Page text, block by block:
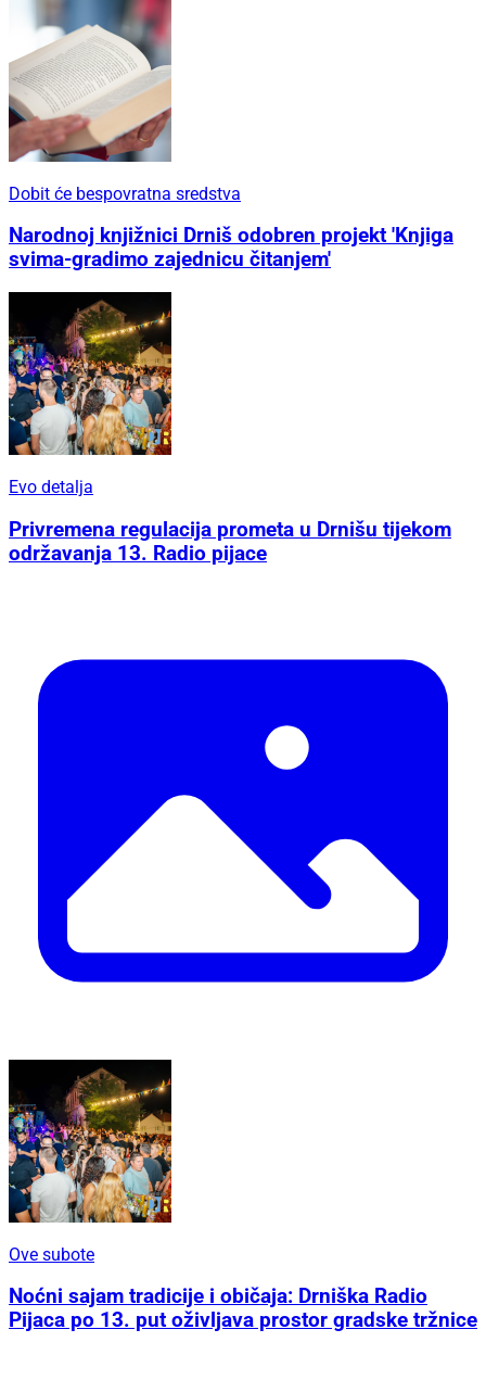
Dobit će bespovratna sredstva
Narodnoj knjižnici Drniš odobren projekt 'Knjiga
svima-gradimo zajednicu čitanjem'
Evo detalja
Privremena regulacija prometa u Drnišu tijekom
održavanja 13. Radio pijace
Ove subote
Noćni sajam tradicije i običaja: Drniška Radio
Pijaca po 13. put oživljava prostor gradske tržnice